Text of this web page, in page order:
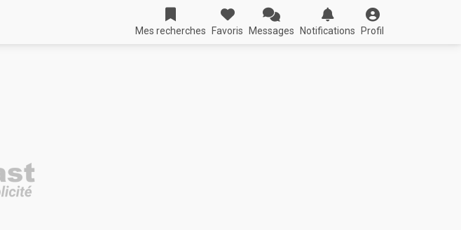
Mes recherches Favoris Messages Notifications Profil